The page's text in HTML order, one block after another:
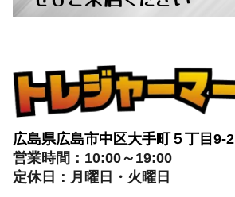
広島県広島市中区大手町５丁目9-2
営業時間：10:00～19:00
定休日：月曜日・火曜日